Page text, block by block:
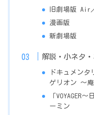
旧劇場版 Air
漫画版
新劇場版
解説・小ネタ
ドキュメン
ゲリオン ～庵
「VOYAGER
ーミン